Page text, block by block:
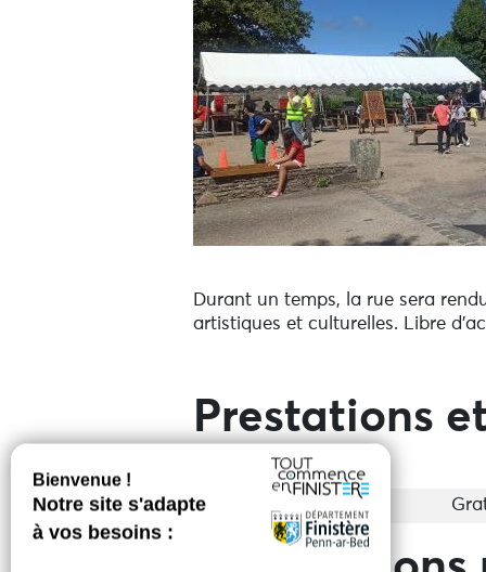
Durant un temps, la rue sera
artistiques et culturelles. Libre
Prestations
Entrée